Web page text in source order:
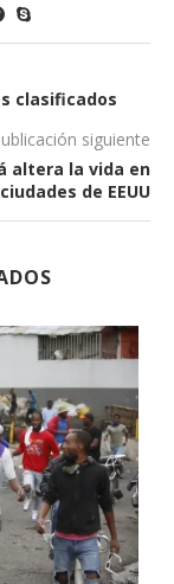
clasificados
siguiente
altera la vida en
ciudades de EEUU